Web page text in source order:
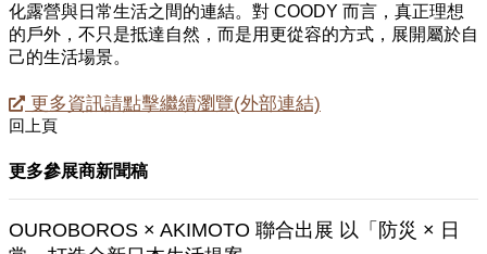
化露營與日常生活之間的連結。對 COODY 而言，真正理想
的戶外，不只是抵達自然，而是用更從容的方式，展開屬於自
己的生活場景。
更多資訊請點擊繼續瀏覽(外部連結)
回上頁
更多參展商新聞稿
OUROBOROS × AKIMOTO 聯合出展 以「防災 × 日